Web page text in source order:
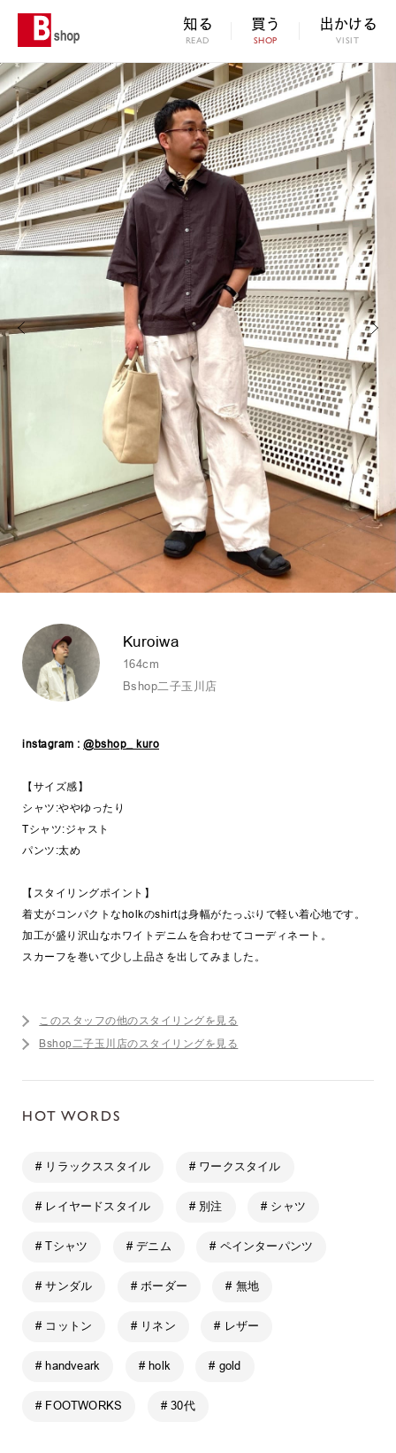
知る
READ
買う
SHOP
出かける
VISIT
Kuroiwa
164cm
Bshop二子玉川店
instagram : @bshop_ kuro
【サイズ感】
シャツ:ややゆったり
Tシャツ:ジャスト
パンツ:太め
【スタイリングポイント】
着丈がコンパクトなholkのshirtは身幅がたっぷりで軽い着心地です。
加工が盛り沢山なホワイトデニムを合わせてコーディネート。
スカーフを巻いて少し上品さを出してみました。
このスタッフの他のスタイリングを見る
Bshop二子玉川店のスタイリングを見る
HOT WORDS
# リラックススタイル # ワークスタイル
# レイヤードスタイル # 別注 # シャツ
# Tシャツ # デニム # ペインターパンツ
# サンダル # ボーダー # 無地
# コットン # リネン # レザー
# handveark # holk # gold
# FOOTWORKS # 30代